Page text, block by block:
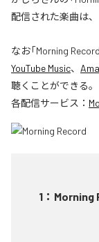
配信された楽曲は、
なお「Morning Record
YouTube Music、
聴くことができる。
各配信サービス：
1 ： Morning